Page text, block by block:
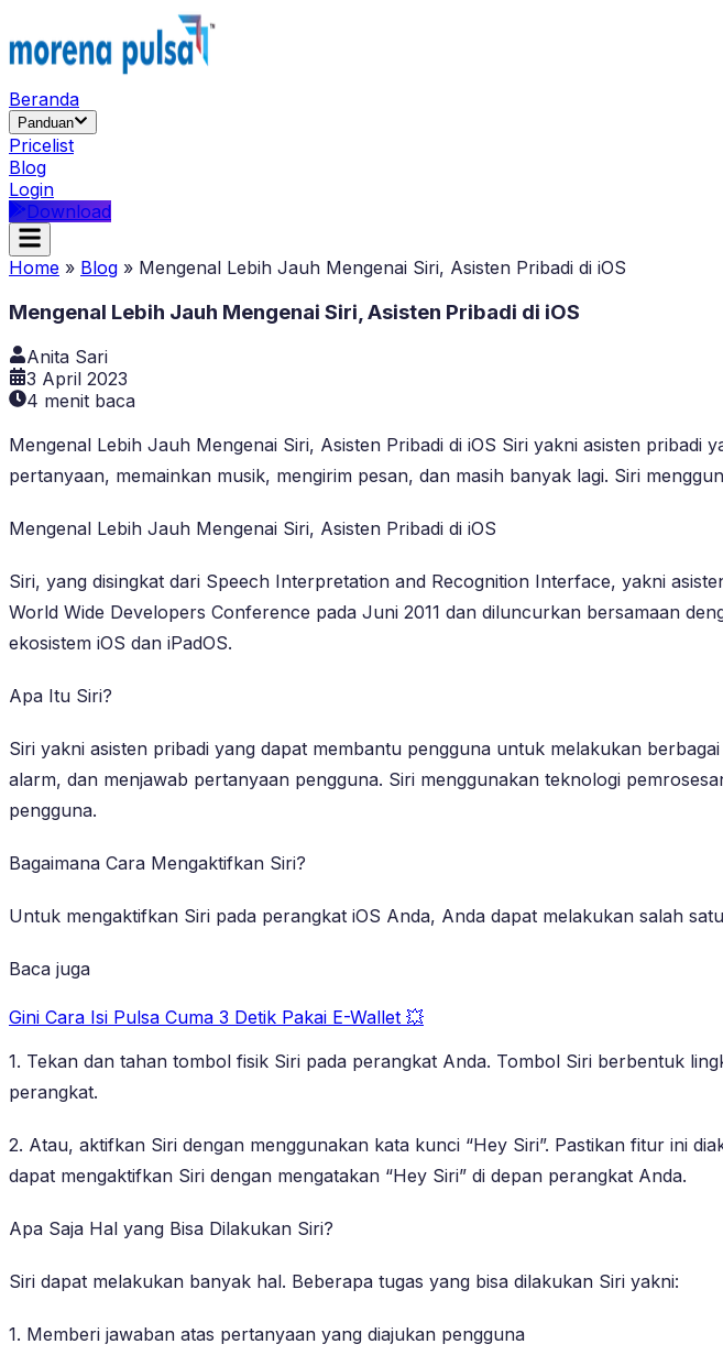
Beranda
Panduan
Pricelist
Blog
Login
Download
Home » Blog » Mengenal Lebih Jauh Mengenai Siri, Asisten Pribadi di iOS
Mengenal Lebih Jauh Mengenai Siri, Asisten Pribadi di iOS
Anita Sari
3 April 2023
4 menit baca
Mengenal Lebih Jauh Mengenai Siri, Asisten Pribadi di iOS Siri yakni asisten
pertanyaan, memainkan musik, mengirim pesan, dan masih banyak lagi. Siri
Mengenal Lebih Jauh Mengenai Siri, Asisten Pribadi di iOS
Siri, yang disingkat dari Speech Interpretation and Recognition Interface, yakni
World Wide Developers Conference pada Juni 2011 dan diluncurkan bersamaan
ekosistem iOS dan iPadOS.
Apa Itu Siri?
Siri yakni asisten pribadi yang dapat membantu pengguna untuk melakukan
alarm, dan menjawab pertanyaan pengguna. Siri menggunakan teknologi
pengguna.
Bagaimana Cara Mengaktifkan Siri?
Untuk mengaktifkan Siri pada perangkat iOS Anda, Anda dapat melakukan salah
Baca juga
Gini Cara Isi Pulsa Cuma 3 Detik Pakai E-Wallet 💥
1. Tekan dan tahan tombol fisik Siri pada perangkat Anda. Tombol Siri berbentuk
perangkat.
2. Atau, aktifkan Siri dengan menggunakan kata kunci “Hey Siri”. Pastikan fitur ini
dapat mengaktifkan Siri dengan mengatakan “Hey Siri” di depan perangkat Anda.
Apa Saja Hal yang Bisa Dilakukan Siri?
Siri dapat melakukan banyak hal. Beberapa tugas yang bisa dilakukan Siri yakni:
1. Memberi jawaban atas pertanyaan yang diajukan pengguna